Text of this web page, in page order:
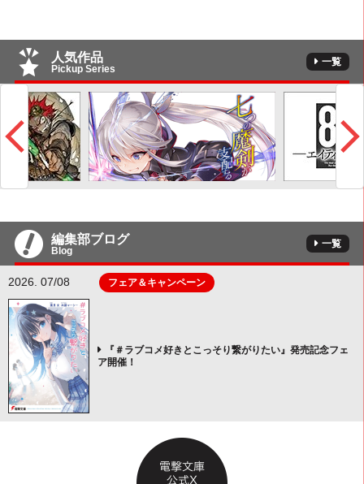
人気作品
Pickup Series
一覧
編集部ブログ
Blog
一覧
2026. 07/08 フェア＆キャンペーン
『＃ラブコメ好きとこっそり繋がりたい』発売記念フェ
ア開催！